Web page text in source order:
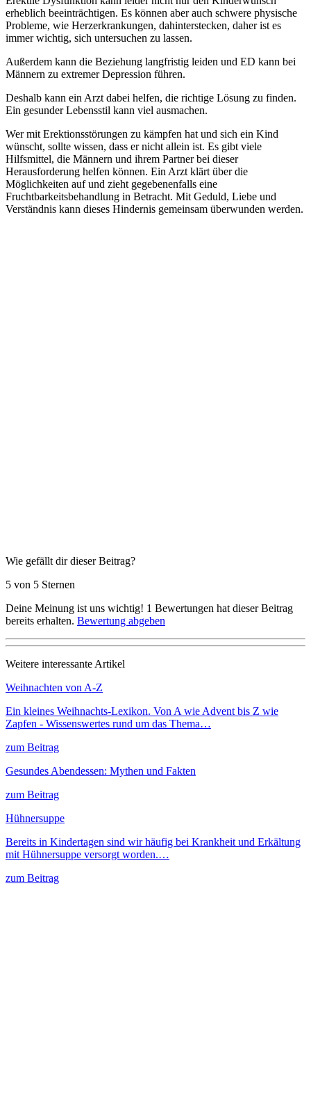
erheblich beeinträchtigen. Es können aber auch schwere physische
Probleme, wie Herzerkrankungen, dahinterstecken, daher ist es
immer wichtig, sich untersuchen zu lassen.
Außerdem kann die Beziehung langfristig leiden und ED kann bei
Männern zu extremer Depression führen.
Deshalb kann ein Arzt dabei helfen, die richtige Lösung zu finden.
Ein gesunder Lebensstil kann viel ausmachen.
Wer mit Erektionsstörungen zu kämpfen hat und sich ein Kind
wünscht, sollte wissen, dass er nicht allein ist. Es gibt viele
Hilfsmittel, die Männern und ihrem Partner bei dieser
Herausforderung helfen können. Ein Arzt klärt über die
Möglichkeiten auf und zieht gegebenenfalls eine
Fruchtbarkeitsbehandlung in Betracht. Mit Geduld, Liebe und
Verständnis kann dieses Hindernis gemeinsam überwunden werden.
Wie gefällt dir dieser Beitrag?
5 von 5 Sternen
Deine Meinung ist uns wichtig! 1 Bewertungen hat dieser Beitrag
bereits erhalten. Bewertung abgeben
Weitere interessante Artikel
Weihnachten von A-Z
Ein kleines Weihnachts-Lexikon. Von A wie Advent bis Z wie
Zapfen - Wissenswertes rund um das Thema…
zum Beitrag
Gesundes Abendessen: Mythen und Fakten
zum Beitrag
Hühnersuppe
Bereits in Kindertagen sind wir häufig bei Krankheit und Erkältung
mit Hühnersuppe versorgt worden.…
zum Beitrag